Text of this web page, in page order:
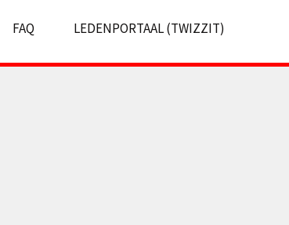
FAQ LEDENPORTAAL (TWIZZIT)